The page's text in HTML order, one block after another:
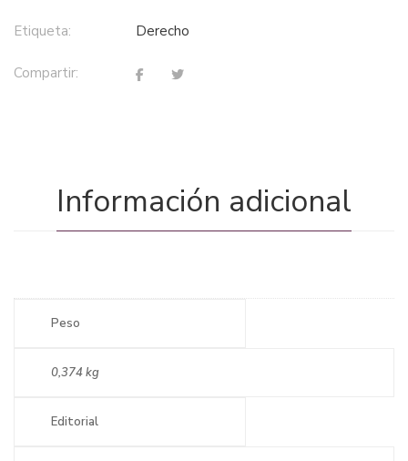
Etiqueta: derecho
Compartir:
Información adicional
Peso
0,374 kg
Editorial